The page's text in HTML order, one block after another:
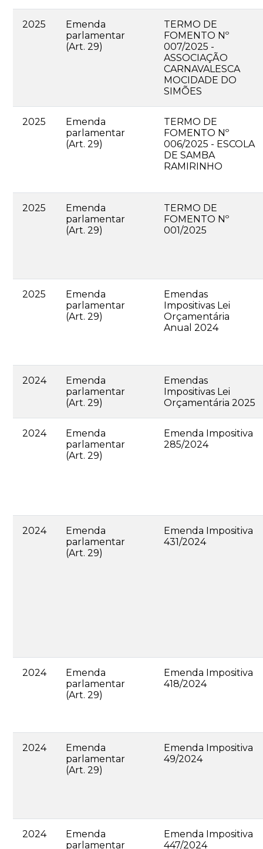
2025
Emenda
parlamentar
(Art. 29)
TERMO DE
FOMENTO Nº
007/2025 -
ASSOCIAÇÃO
CARNAVALESCA
MOCIDADE DO
SIMÕES
2025
Emenda
parlamentar
(Art. 29)
TERMO DE
FOMENTO Nº
006/2025 - ESCOLA
DE SAMBA
RAMIRINHO
2025
Emenda
parlamentar
(Art. 29)
TERMO DE
FOMENTO Nº
001/2025
2025
Emenda
parlamentar
(Art. 29)
Emendas
Impositivas Lei
Orçamentária
Anual 2024
2024
Emenda
parlamentar
(Art. 29)
Emendas
Impositivas Lei
Orçamentária 2025
2024
Emenda
parlamentar
(Art. 29)
Emenda Impositiva
285/2024
2024
Emenda
parlamentar
(Art. 29)
Emenda Impositiva
431/2024
2024
Emenda
parlamentar
(Art. 29)
Emenda Impositiva
418/2024
2024
Emenda
parlamentar
(Art. 29)
Emenda Impositiva
49/2024
2024
Emenda
parlamentar
Emenda Impositiva
447/2024